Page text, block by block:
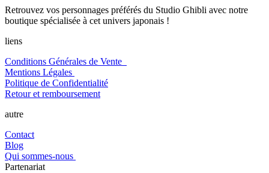
Retrouvez vos personnages préférés du Studio Ghibli avec notre
boutique spécialisée à cet univers japonais !
liens
Conditions Générales de Vente
Mentions Légales
Politique de Confidentialité
Retour et remboursement
autre
Contact
Blog
Qui sommes-nous
Partenariat